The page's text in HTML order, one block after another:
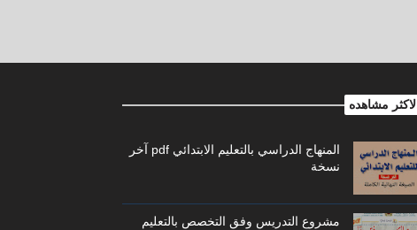
الاكثر مشاهده
المنهاج الدراسي بالتعليم الابتدائي pdf آخر
نسخة
مشروع التدريس وفق التخصص بالتعليم